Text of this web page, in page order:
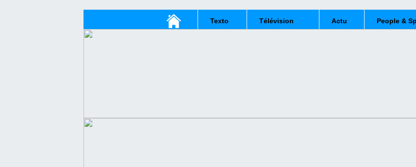
Texto Télévision Actu People &